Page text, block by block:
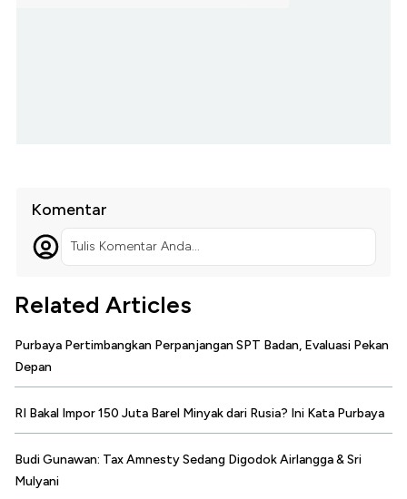
Komentar
Tulis Komentar Anda...
Related Articles
Purbaya Pertimbangkan Perpanjangan SPT Badan, Evaluasi Pekan
Depan
RI Bakal Impor 150 Juta Barel Minyak dari Rusia? Ini Kata Purbaya
Budi Gunawan: Tax Amnesty Sedang Digodok Airlangga & Sri
Mulyani